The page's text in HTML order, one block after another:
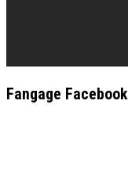
Fangage Facebook